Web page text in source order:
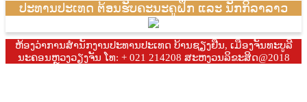
ປະທານປະເທດ ຕ້ອນຮັບຄະນະຄູຝຶກ ແລະ ນັກກິລາລາວ
ຫ້ອງວ່າການສຳນັກງານປະທານປະເທດ ບ້ານຊຽງຢືນ, ເມືອງຈັນທະບູລີ
ນະຄອນຫຼວງວຽງຈັນ ໂທ: + 021 214208 ສະຫງວນລິຂະສິດ@2018